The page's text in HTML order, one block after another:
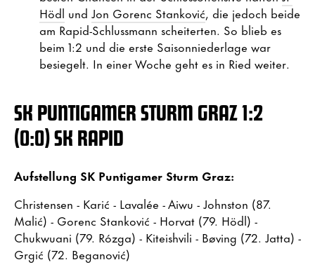
Hödl und Jon Gorenc Stanković, die jedoch beide
am Rapid-Schlussmann scheiterten. So blieb es
beim 1:2 und die erste Saisonniederlage war
besiegelt. In einer Woche geht es in Ried weiter.
SK PUNTIGAMER STURM GRAZ 1:2
(0:0) SK RAPID
Aufstellung SK Puntigamer Sturm Graz:
Christensen - Karić - Lavalée - Aiwu - Johnston (87.
Malić) - Gorenc Stanković - Horvat (79. Hödl) -
Chukwuani (79. Rózga) - Kiteishvili - Bøving (72. Jatta) -
Grgić (72. Beganović)